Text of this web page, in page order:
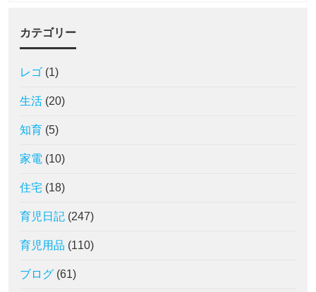
カテゴリー
レゴ (1)
生活 (20)
知育 (5)
家電 (10)
住宅 (18)
育児日記 (247)
育児用品 (110)
ブログ (61)